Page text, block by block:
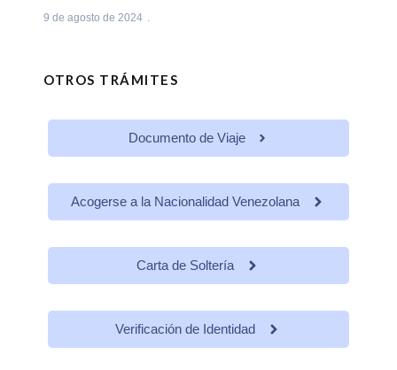
9 de agosto de 2024
OTROS TRÁMITES
Documento de Viaje
Acogerse a la Nacionalidad Venezolana
Carta de Soltería
Verificación de Identidad